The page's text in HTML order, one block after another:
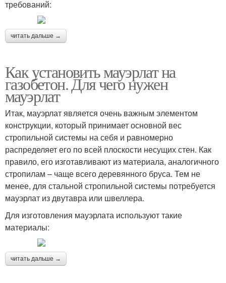
требований:
читать дальше →
Как установить мауэрлат на
газобетон. Для чего нужен
мауэрлат
Итак, мауэрлат является очень важным элементом
конструкции, который принимает основной вес
стропильной системы на себя и равномерно
распределяет его по всей плоскости несущих стен. Как
правило, его изготавливают из материала, аналогичного
стропилам – чаще всего деревянного бруса. Тем не
менее, для стальной стропильной системы потребуется
мауэрлат из двутавра или швеллера.
Для изготовления мауэрлата используют такие
материалы:
читать дальше →